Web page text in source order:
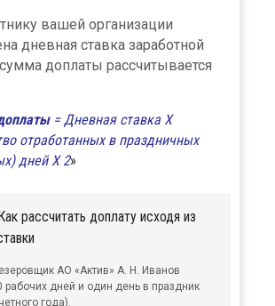
вашей организации
дневная ставка заработной
доплаты рассчитывается
= Дневная ставка Х
отработанных в праздничных
дней Х 2
рассчитать доплату исходя из
АО «Актив» А. Н. Иванов
рабочих дней и один день в праздник
года).